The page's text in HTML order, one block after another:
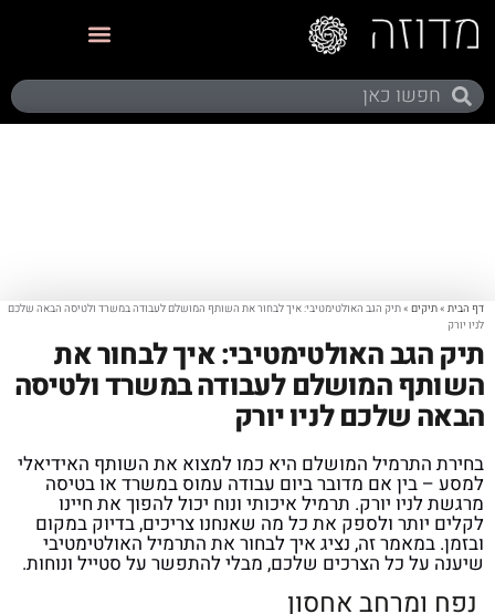
דף הבית »תיקים »תיק הגב האולטימטיבי: איך לבחור את השותף המושלם לעבודה במשרד ולטיסה הבאה שלכם
לניו יורק
תיק הגב האולטימטיבי: איך לבחור את
השותף המושלם לעבודה במשרד ולטיסה
הבאה שלכם לניו יורק
בחירת התרמיל המושלם היא כמו למצוא את השותף האידיאלי
למסע – בין אם מדובר ביום עבודה עמוס במשרד או בטיסה
מרגשת לניו יורק. תרמיל איכותי ונוח יכול להפוך את חיינו
לקלים יותר ולספק את כל מה שאנחנו צריכים, בדיוק במקום
ובזמן. במאמר זה, נציג איך לבחור את התרמיל האולטימטיבי
שיענה על כל הצרכים שלכם, מבלי להתפשר על סטייל ונוחות.
נפח ומרחב אחסון